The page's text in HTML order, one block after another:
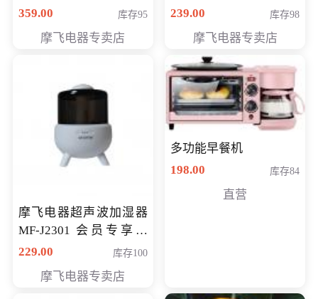
168元
359.00 库存95
摩飞电器专卖店
元
239.00 库存98
摩飞电器专卖店
摩飞电器超声波加湿器
MF-J2301 会员专享价
168元
229.00 库存100
摩飞电器专卖店
多功能早餐机
198.00
库存84
直营